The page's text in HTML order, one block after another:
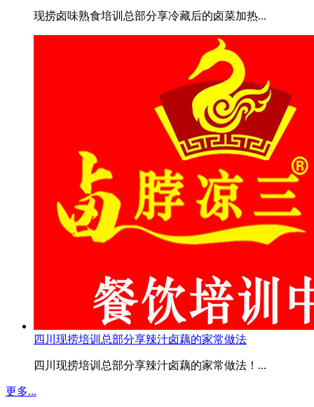
现捞卤味熟食培训总部分享冷藏后的卤菜加热...
四川现捞培训总部分享辣汁卤藕的家常做法
四川现捞培训总部分享辣汁卤藕的家常做法！...
更多...